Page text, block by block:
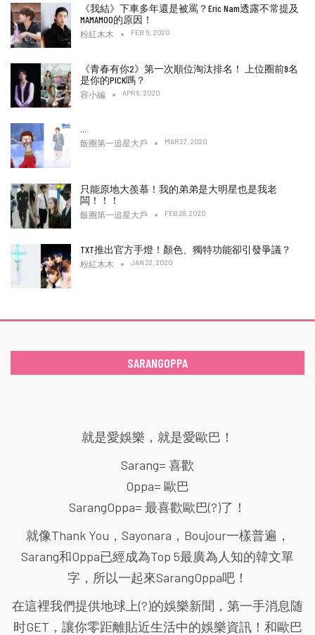
《我結》下車多年還是被罵？Eric Nam透露不常提及
MAMAMOO的原因！
粉紅木木 FEB 5, 2020
《青春有你2》第一次順位淘汰排名！ 上位圈前9名
是你的PICK嗎？
容小編 APR 9, 2020
飯圈第一追星大戶 MAR 27, 2020
只能原地大羨慕！我的弟弟是大明星也是我老
闆！！！
飯圈第一追星大戶 FEB 28, 2020
TXT推出官方手燈！顏色、獨特功能卻引發爭議？
粉紅木木 JAN 22, 2020
SARANGOPPA
就是愛娛樂，就是愛歐巴！
Sarang= 喜歡
Oppa= 歐巴
SarangOppa= 最喜歡歐巴(?)了！
就像Thank You，Sayonara，Boujour一樣普遍，
Sarang和Oppa已經成為Top 5最廣為人知的韓文單
字，所以一起來SarangOppa吧！
在這裡我們提供地球上(?)的娛樂新聞，第一手消息随
时GET，讓你零距離貼近生活中的娛樂資訊！和歐巴